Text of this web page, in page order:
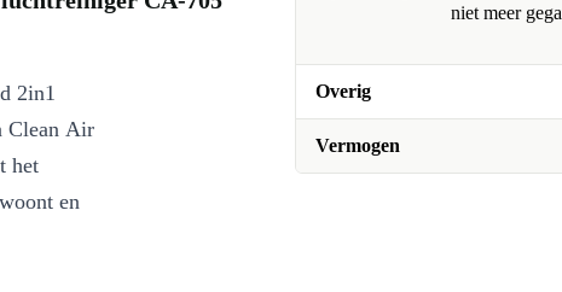
niet meer
Overig
Vermogen
2in1
Clean Air
het
en